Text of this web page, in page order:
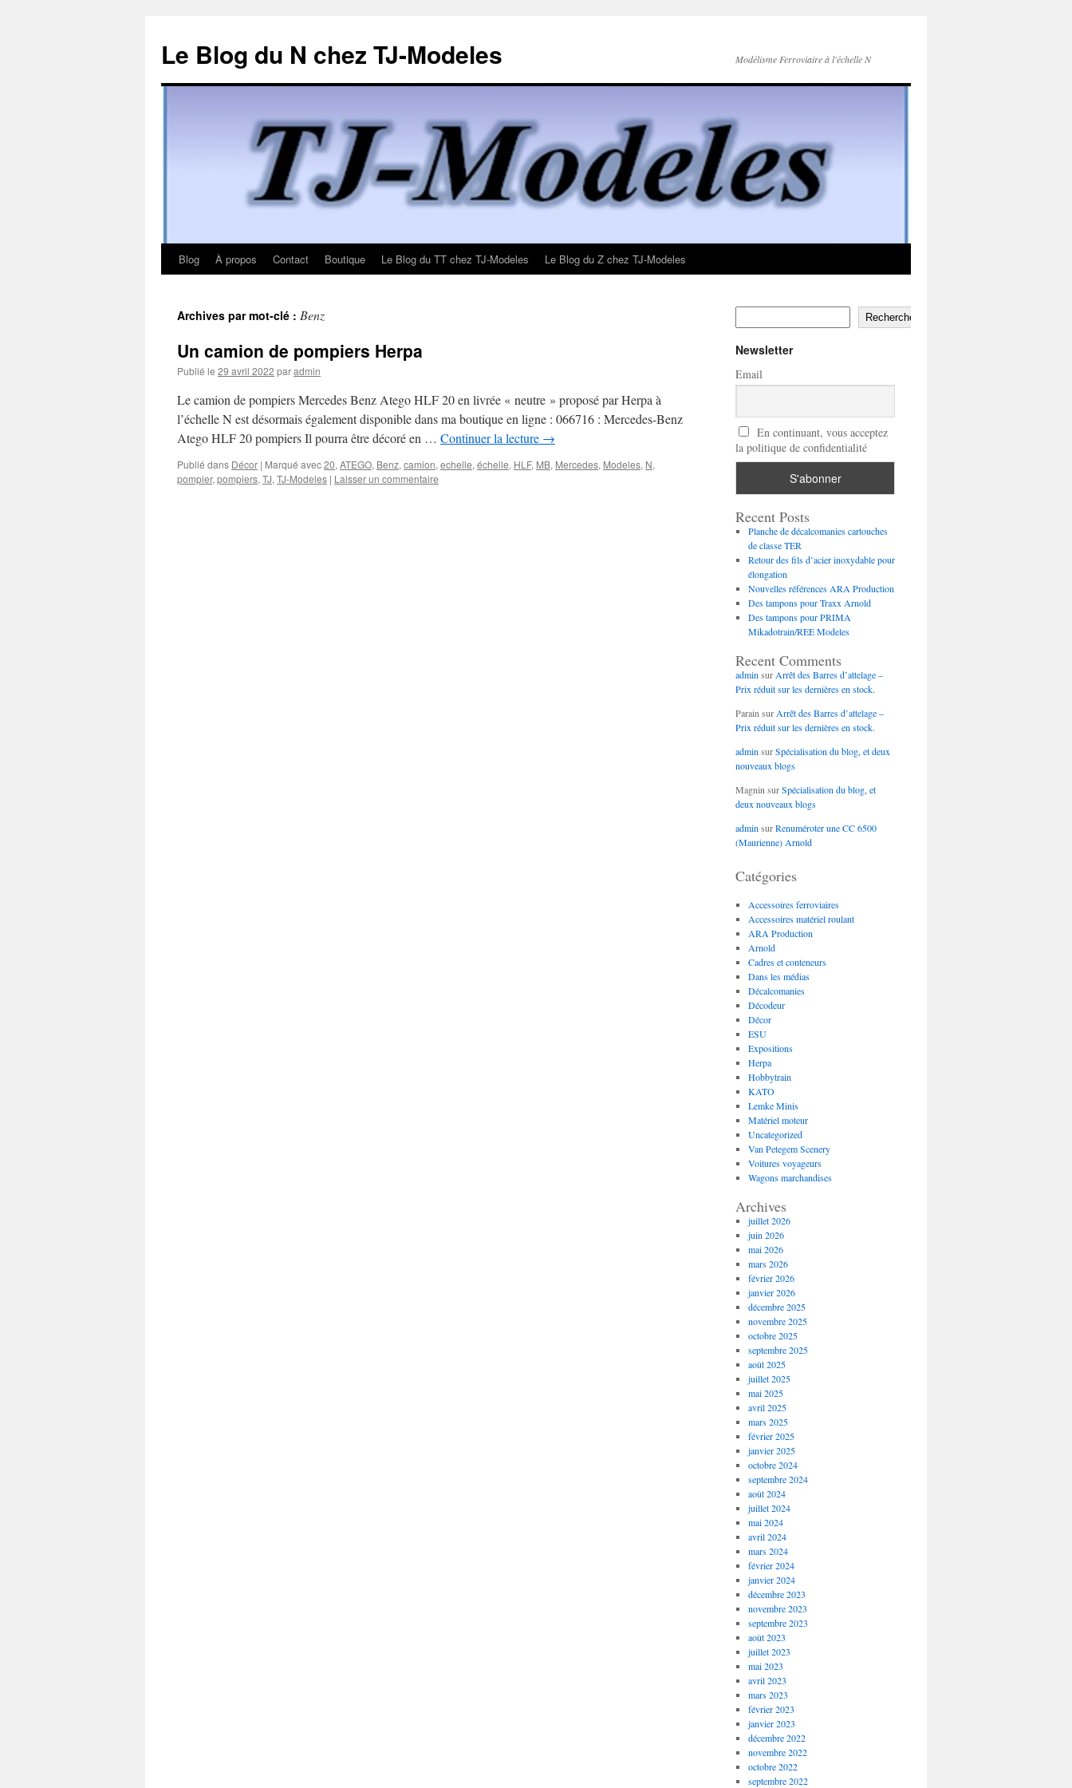
Le Blog du N chez TJ-Modeles Modélisme Ferroviaire à l'échelle N
Aller
contenu
Blog À propos Contact Boutique Le Blog du TT chez TJ-Modeles Le Blog du Z chez TJ-Modeles
Archives par mot-clé : Benz
Un camion de pompiers Herpa
Publié le 29 avril 2022 paradmin
Le camion de pompiers Mercedes Benz Atego HLF 20 en livrée « neutre » proposé par Herpa à
l’échelle N est désormais également disponible dans ma boutique en ligne : 066716 : Mercedes-Benz
Atego HLF 20 pompiers Il pourra être décoré en … Continuer la lecture →
Publié dans Décor | Marqué avec20, ATEGO, Benz, camion, echelle, échelle, HLF, MB, Mercedes, Modeles, N,
pompier, pompiers, TJ, TJ-Modeles | Laisser un commentaire
Rechercher
Newsletter
Email
En continuant, vous acceptez
la politique de confidentialité
Recent Posts
Planche de décalcomanies cartouches
de classe TER
Retour des fils d’acier inoxydable pour
élongation
Nouvelles références ARA Production
Des tampons pour Traxx Arnold
Des tampons pour PRIMA
Mikadotrain/REE Modeles
Recent Comments
adminsurArrêt des Barres d’attelage –
Prix réduit sur les dernières en stock.
ParainsurArrêt des Barres d’attelage –
Prix réduit sur les dernières en stock.
adminsurSpécialisation du blog, et deux
nouveaux blogs
MagninsurSpécialisation du blog, et
deux nouveaux blogs
adminsurRenuméroter une CC 6500
(Maurienne) Arnold
Catégories
Accessoires ferroviaires
Accessoires matériel roulant
ARA Production
Arnold
Cadres et conteneurs
Dans les médias
Décalcomanies
Décodeur
Décor
ESU
Expositions
Herpa
Hobbytrain
KATO
Lemke Minis
Matériel moteur
Uncategorized
Van Petegem Scenery
Voitures voyageurs
Wagons marchandises
Archives
juillet 2026
juin 2026
mai 2026
mars 2026
février 2026
janvier 2026
décembre 2025
novembre 2025
octobre 2025
septembre 2025
août 2025
juillet 2025
mai 2025
avril 2025
mars 2025
février 2025
janvier 2025
octobre 2024
septembre 2024
août 2024
juillet 2024
mai 2024
avril 2024
mars 2024
février 2024
janvier 2024
décembre 2023
novembre 2023
septembre 2023
août 2023
juillet 2023
mai 2023
avril 2023
mars 2023
février 2023
janvier 2023
décembre 2022
novembre 2022
octobre 2022
septembre 2022